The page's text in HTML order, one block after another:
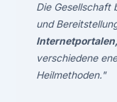
Die Gesellschaft
und
verschiedene
Heilmethoden."